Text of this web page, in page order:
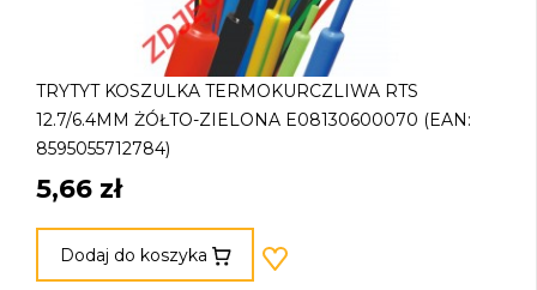
TRYTYT KOSZULKA TERMOKURCZLIWA RTS
12.7/6.4MM ŻÓŁTO-ZIELONA E08130600070 (EAN:
8595055712784)
5,66 zł
Dodaj do koszyka